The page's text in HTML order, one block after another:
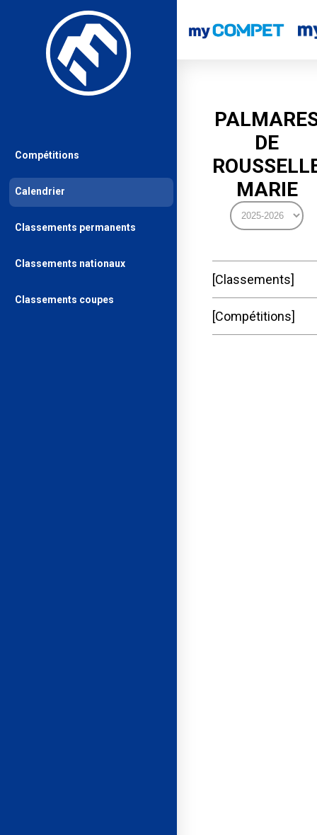
DE
MARIE
Classements
Compétitions
Compétitions
Calendrier
Classements permanents
Classements nationaux
Classements coupes